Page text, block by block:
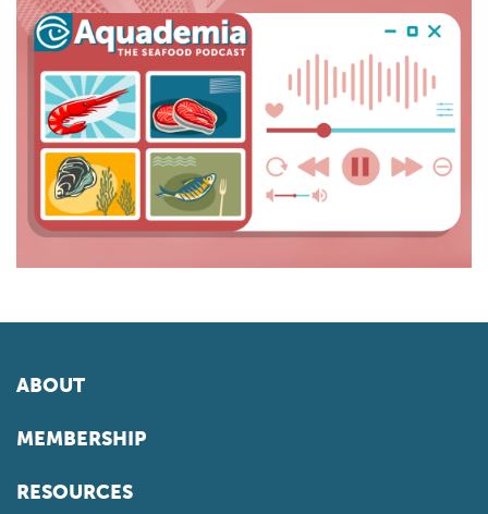
ABOUT
MEMBERSHIP
RESOURCES